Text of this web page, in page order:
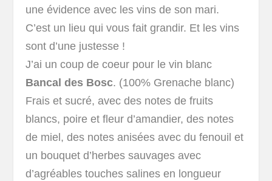
une évidence avec les vins de son mari.
C’est un lieu qui vous fait grandir. Et les vins
sont d’une justesse !
J’ai un coup de coeur pour le vin blanc
Bancal des Bosc. (100% Grenache blanc)
Frais et sucré, avec des notes de fruits
blancs, poire et fleur d’amandier, des notes
de miel, des notes anisées avec du fenouil et
un bouquet d’herbes sauvages avec
d’agréables touches salines en longueur